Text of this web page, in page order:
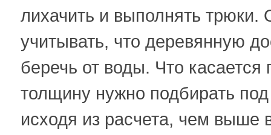
лихачить и выполнять трюки.
учитывать, что деревянную
беречь от воды. Что касается
толщину нужно подбирать
исходя из расчета, чем выше